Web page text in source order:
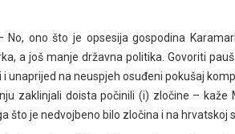
No, ono što je opsesija gospodina
a još manje državna politika. Govoriti
unaprijed na neuspjeh osuđeni pokušaj
zaklinjali doista počinili (i) zločine –
što je nedvojbeno bilo zločina i na hrvatskoj